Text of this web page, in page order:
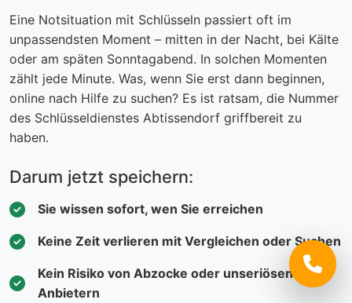
Eine Notsituation mit Schlüsseln passiert oft im
unpassendsten Moment – mitten in der Nacht, bei Kälte
oder am späten Sonntagabend. In solchen Momenten
zählt jede Minute. Was, wenn Sie erst dann beginnen,
online nach Hilfe zu suchen? Es ist ratsam, die Nummer
des Schlüsseldienstes Abtissendorf griffbereit zu
haben.
Darum jetzt speichern:
Sie wissen sofort, wen Sie erreichen
Keine Zeit verlieren mit Vergleichen oder Suchen
Kein Risiko von Abzocke oder unseriösen
Anbietern